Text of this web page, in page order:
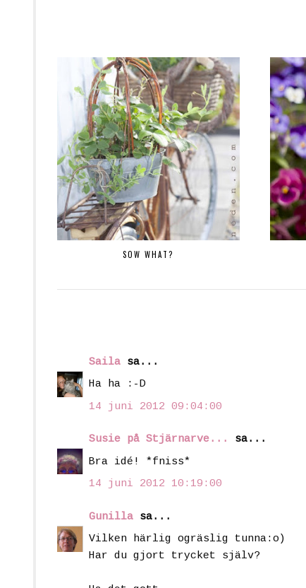
SOW WHAT?
Saila sa...
Ha ha :-D
14 juni 2012 09:04:00
Susie på Stjärnarve...
sa...
Bra idé! *fniss*
14 juni 2012 10:19:00
Gunilla sa...
Vilken härlig ogräslig tunna:o)
Har du gjort trycket själv?